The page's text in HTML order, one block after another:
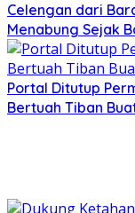
Celengan dari
Menabung Sejak
Portal Ditutup
Bertuah Tiban